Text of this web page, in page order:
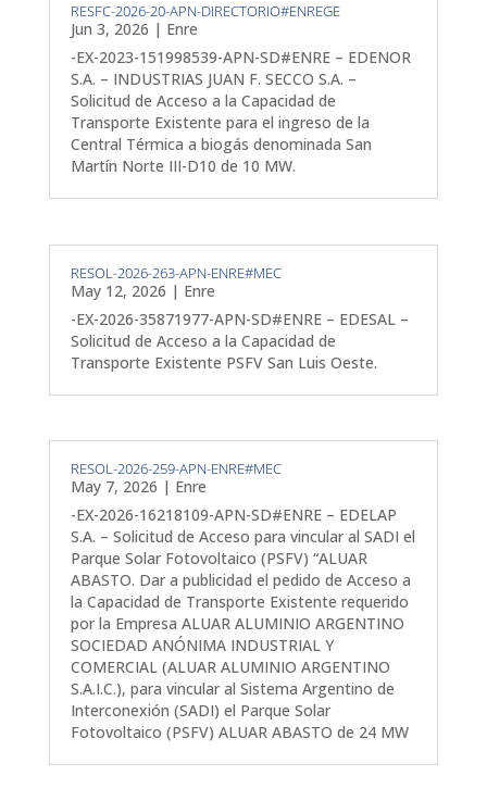
RESFC-2026-20-APN-DIRECTORIO#ENREGE
Jun 3, 2026 | Enre
-EX-2023-151998539-APN-SD#ENRE – EDENOR
S.A. – INDUSTRIAS JUAN F. SECCO S.A. –
Solicitud de Acceso a la Capacidad de
Transporte Existente para el ingreso de la
Central Térmica a biogás denominada San
Martín Norte III-D10 de 10 MW.
RESOL-2026-263-APN-ENRE#MEC
May 12, 2026 | Enre
-EX-2026-35871977-APN-SD#ENRE – EDESAL –
Solicitud de Acceso a la Capacidad de
Transporte Existente PSFV San Luis Oeste.
RESOL-2026-259-APN-ENRE#MEC
May 7, 2026 | Enre
-EX-2026-16218109-APN-SD#ENRE – EDELAP
S.A. – Solicitud de Acceso para vincular al SADI el
Parque Solar Fotovoltaico (PSFV) “ALUAR
ABASTO. Dar a publicidad el pedido de Acceso a
la Capacidad de Transporte Existente requerido
por la Empresa ALUAR ALUMINIO ARGENTINO
SOCIEDAD ANÓNIMA INDUSTRIAL Y
COMERCIAL (ALUAR ALUMINIO ARGENTINO
S.A.I.C.), para vincular al Sistema Argentino de
Interconexión (SADI) el Parque Solar
Fotovoltaico (PSFV) ALUAR ABASTO de 24 MW